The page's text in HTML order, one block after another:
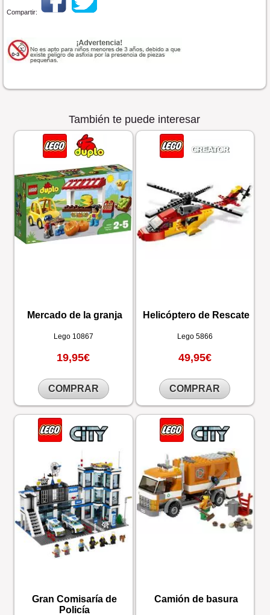
Compartir:
También te puede interesar
Mercado de la granja
Lego 10867
19,95€
COMPRAR
Helicóptero de Rescate
Lego 5866
49,95€
COMPRAR
Gran Comisaría de
Policía
Camión de basura